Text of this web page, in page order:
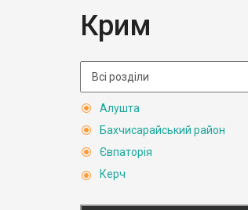
Крим
Алушта
Бахчисарайський район
Євпаторія
Керч